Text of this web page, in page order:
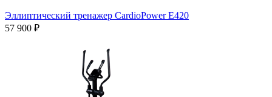
Эллиптический тренажер CardioPower E420
57 900 ₽